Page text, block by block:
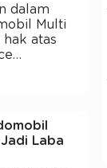
dalam
Multi
atas
Laba